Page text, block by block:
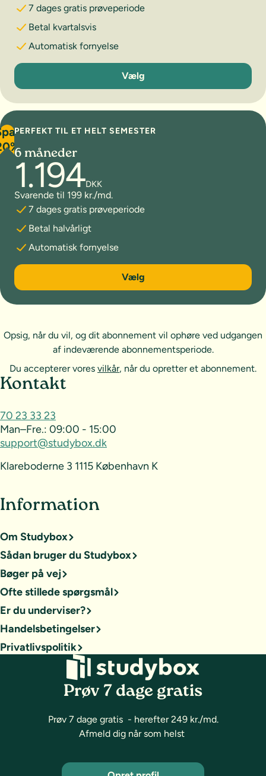
7 dages gratis prøveperiode
Betal kvartalsvis
Automatisk fornyelse
3 måneder
Vælg
PERFEKT TIL ET HELT SEMESTER
6 måneder
1.194DKK
Svarende til 199 kr./md.
7 dages gratis prøveperiode
Betal halvårligt
Automatisk fornyelse
6 måneder
Vælg
Opsig, når du vil, og dit abonnement vil ophøre ved udgangen
af indeværende abonnementsperiode.
Du accepterer vores vilkår, når du opretter et abonnement.
Sideoversigt og kontakt
Kontakt
70 23 33 23
Man–Fre.: 09:00 - 15:00
support@studybox.dk
Klareboderne 3 1115 København K
Information
Om Studybox
Sådan bruger du Studybox
Bøger på vej
Ofte stillede spørgsmål
Er du underviser?
Handelsbetingelser
Privatlivspolitik
Prøv 7 dage gratis
Prøv 7 dage gratis - herefter 249 kr./md.
Afmeld dig når som helst